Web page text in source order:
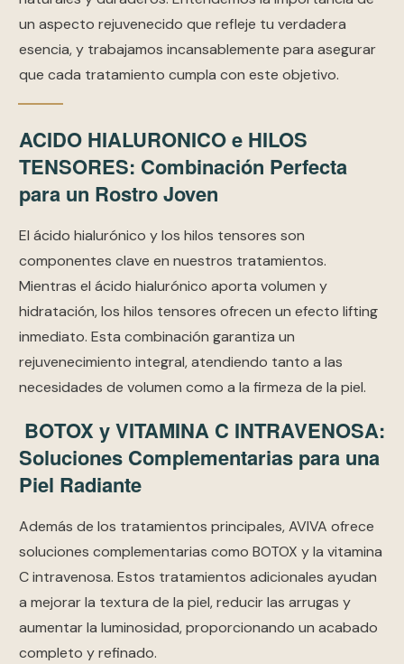
un aspecto rejuvenecido que refleje tu verdadera
esencia, y trabajamos incansablemente para asegurar
que cada tratamiento cumpla con este objetivo.
ACIDO HIALURONICO e HILOS
TENSORES: Combinación Perfecta
para un Rostro Joven
El ácido hialurónico y los hilos tensores son
componentes clave en nuestros tratamientos.
Mientras el ácido hialurónico aporta volumen y
hidratación, los hilos tensores ofrecen un efecto lifting
inmediato. Esta combinación garantiza un
rejuvenecimiento integral, atendiendo tanto a las
necesidades de volumen como a la firmeza de la piel.
BOTOX y VITAMINA C INTRAVENOSA:
Soluciones Complementarias para una
Piel Radiante
Además de los tratamientos principales, AVIVA ofrece
soluciones complementarias como BOTOX y la vitamina
C intravenosa. Estos tratamientos adicionales ayudan
a mejorar la textura de la piel, reducir las arrugas y
aumentar la luminosidad, proporcionando un acabado
completo y refinado.